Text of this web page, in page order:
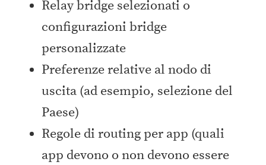
Relay bridge selezionati o
configurazioni bridge
personalizzate
Preferenze relative al nodo di
uscita (ad esempio, selezione del
Paese)
Regole di routing per app (quali
app devono o non devono essere